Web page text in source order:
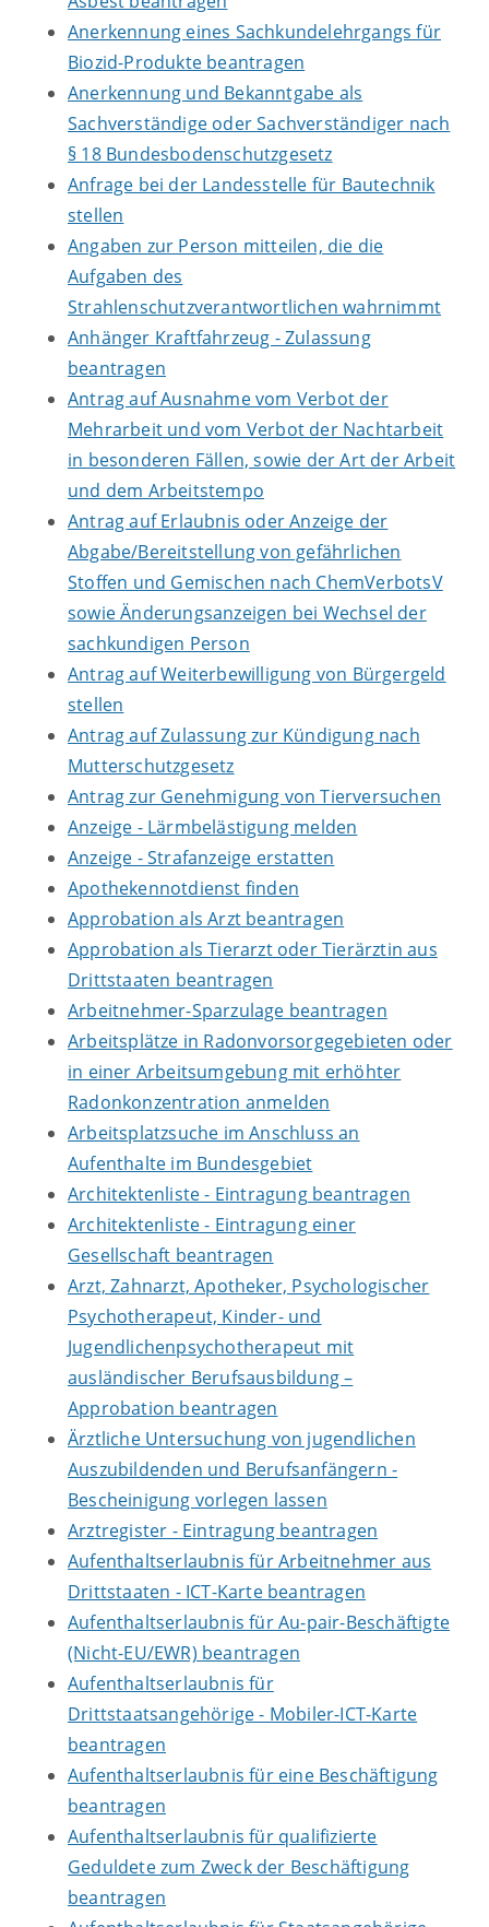
Anerkennung eines Sachkundelehrgangs für
Biozid-Produkte beantragen
Anerkennung und Bekanntgabe als
Sachverständige oder Sachverständiger nach
§ 18 Bundesbodenschutzgesetz
Anfrage bei der Landesstelle für Bautechnik
stellen
Angaben zur Person mitteilen, die die
Aufgaben des
Strahlenschutzverantwortlichen wahrnimmt
Anhänger Kraftfahrzeug - Zulassung
beantragen
Antrag auf Ausnahme vom Verbot der
Mehrarbeit und vom Verbot der Nachtarbeit
in besonderen Fällen, sowie der Art der Arbeit
und dem Arbeitstempo
Antrag auf Erlaubnis oder Anzeige der
Abgabe/Bereitstellung von gefährlichen
Stoffen und Gemischen nach ChemVerbotsV
sowie Änderungsanzeigen bei Wechsel der
sachkundigen Person
Antrag auf Weiterbewilligung von Bürgergeld
stellen
Antrag auf Zulassung zur Kündigung nach
Mutterschutzgesetz
Antrag zur Genehmigung von Tierversuchen
Anzeige - Lärmbelästigung melden
Anzeige - Strafanzeige erstatten
Apothekennotdienst finden
Approbation als Arzt beantragen
Approbation als Tierarzt oder Tierärztin aus
Drittstaaten beantragen
Arbeitnehmer-Sparzulage beantragen
Arbeitsplätze in Radonvorsorgegebieten oder
in einer Arbeitsumgebung mit erhöhter
Radonkonzentration anmelden
Arbeitsplatzsuche im Anschluss an
Aufenthalte im Bundesgebiet
Architektenliste - Eintragung beantragen
Architektenliste - Eintragung einer
Gesellschaft beantragen
Arzt, Zahnarzt, Apotheker, Psychologischer
Psychotherapeut, Kinder- und
Jugendlichenpsychotherapeut mit
ausländischer Berufsausbildung –
Approbation beantragen
Ärztliche Untersuchung von jugendlichen
Auszubildenden und Berufsanfängern -
Bescheinigung vorlegen lassen
Arztregister - Eintragung beantragen
Aufenthaltserlaubnis für Arbeitnehmer aus
Drittstaaten - ICT-Karte beantragen
Aufenthaltserlaubnis für Au-pair-Beschäftigte
(Nicht-EU/EWR) beantragen
Aufenthaltserlaubnis für
Drittstaatsangehörige - Mobiler-ICT-Karte
beantragen
Aufenthaltserlaubnis für eine Beschäftigung
beantragen
Aufenthaltserlaubnis für qualifizierte
Geduldete zum Zweck der Beschäftigung
beantragen